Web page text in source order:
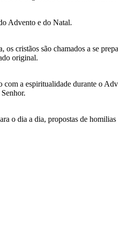
Advento e do Natal.
cristãos são chamados a se
original.
a espiritualidade durante o
o dia a dia, propostas de